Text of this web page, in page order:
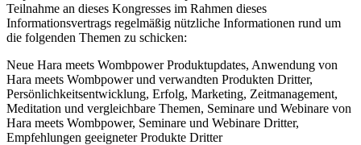
Teilnahme an dieses Kongresses im Rahmen dieses
Informationsvertrags regelmäßig nützliche Informationen rund um
die folgenden Themen zu schicken:
Neue Hara meets Wombpower Produktupdates, Anwendung von
Hara meets Wombpower und verwandten Produkten Dritter,
Persönlichkeitsentwicklung, Erfolg, Marketing, Zeitmanagement,
Meditation und vergleichbare Themen, Seminare und Webinare von
Hara meets Wombpower, Seminare und Webinare Dritter,
Empfehlungen geeigneter Produkte Dritter